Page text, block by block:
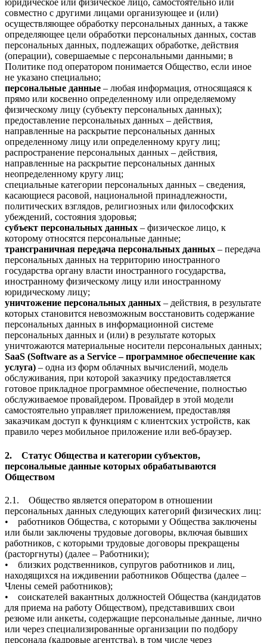
юридическое или физическое лицо, самостоятельно или
совместно с другими лицами организующее и (или)
осуществляющее обработку персональных данных, а также
определяющее цели обработки персональных данных, состав
персональных данных, подлежащих обработке, действия
(операции), совершаемые с персональными данными; в
Политике под оператором понимается Общество, если иное
не указано специально;
персональные данные – любая информация, относящаяся к
прямо или косвенно определенному или определяемому
физическому лицу (субъекту персональных данных);
предоставление персональных данных – действия,
направленные на раскрытие персональных данных
определенному лицу или определенному кругу лиц;
распространение персональных данных – действия,
направленные на раскрытие персональных данных
неопределенному кругу лиц;
специальные категории персональных данных – сведения,
касающиеся расовой, национальной принадлежности,
политических взглядов, религиозных или философских
убеждений, состояния здоровья;
субъект персональных данных – физическое лицо, к
которому относятся персональные данные;
трансграничная передача персональных данных – передача
персональных данных на территорию иностранного
государства органу власти иностранного государства,
иностранному физическому лицу или иностранному
юридическому лицу;
уничтожение персональных данных – действия, в результате
которых становится невозможным восстановить содержание
персональных данных в информационной системе
персональных данных и (или) в результате которых
уничтожаются материальные носители персональных данных;
SaaS (Software as a Service – программное обеспечение как
услуга) – одна из форм облачных вычислений, модель
обслуживания, при которой заказчику предоставляется
готовое прикладное программное обеспечение, полностью
обслуживаемое провайдером. Провайдер в этой модели
самостоятельно управляет приложением, предоставляя
заказчикам доступ к функциям с клиентских устройств, как
правило через мобильное приложение или веб-браузер.
2. Статус Общества и категории субъектов,
персональные данные которых обрабатываются
Обществом
2.1. Общество является оператором в отношении
персональных данных следующих категорий физических лиц:
• работников Общества, с которыми у Общества заключены
или были заключены трудовые договоры, включая бывших
работников, с которыми трудовые договоры прекращены
(расторгнуты) (далее – Работники);
• близких родственников, супругов работников и лиц,
находящихся на иждивении работников Общества (далее –
Члены семей работников);
• соискателей вакантных должностей Общества (кандидатов
для приема на работу Обществом), представивших свои
резюме или анкеты, содержащие персональные данные, лично
или через специализированные организации по подбору
персонала (кадровые агентства), в том числе через